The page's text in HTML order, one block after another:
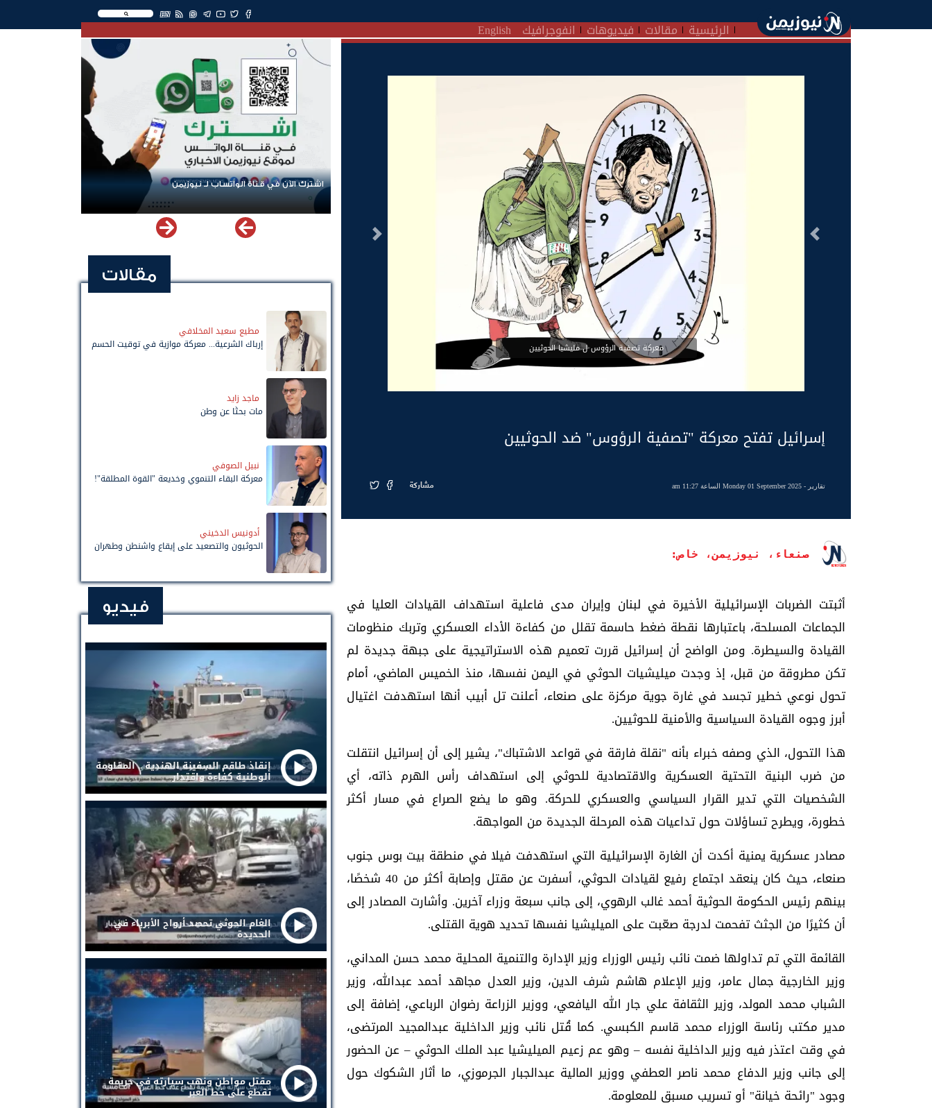
EN
الرئيسية مقالات فيديوهات انفوجرافيك English
معركة تصفية الرؤوس ل مليشيا الحوثيين
السابق التالى
إسرائيل تفتح معركة "تصفية الرؤوس" ضد الحوثيين
تقارير - Monday 01 September 2025 الساعة 11:27 am مشاركة
صنعاء، نيوزيمن، خاص:
أثبتت الضربات الإسرائيلية الأخيرة في لبنان وإيران مدى فاعلية استهداف القيادات العليا في
الجماعات المسلحة، باعتبارها نقطة ضغط حاسمة تقلل من كفاءة الأداء العسكري وتربك منظومات
القيادة والسيطرة. ومن الواضح أن إسرائيل قررت تعميم هذه الاستراتيجية على جبهة جديدة لم
تكن مطروقة من قبل، إذ وجدت ميليشيات الحوثي في اليمن نفسها، منذ الخميس الماضي، أمام
تحول نوعي خطير تجسد في غارة جوية مركزة على صنعاء، أعلنت تل أبيب أنها استهدفت اغتيال
أبرز وجوه القيادة السياسية والأمنية للحوثيين.
هذا التحول، الذي وصفه خبراء بأنه "نقلة فارقة في قواعد الاشتباك"، يشير إلى أن إسرائيل انتقلت
من ضرب البنية التحتية العسكرية والاقتصادية للحوثي إلى استهداف رأس الهرم ذاته، أي
الشخصيات التي تدير القرار السياسي والعسكري للحركة. وهو ما يضع الصراع في مسار أكثر
خطورة، ويطرح تساؤلات حول تداعيات هذه المرحلة الجديدة من المواجهة.
مصادر عسكرية يمنية أكدت أن الغارة الإسرائيلية التي استهدفت فيلا في منطقة بيت بوس جنوب
صنعاء، حيث كان ينعقد اجتماع رفيع لقيادات الحوثي، أسفرت عن مقتل وإصابة أكثر من 40 شخصًا،
بينهم رئيس الحكومة الحوثية أحمد غالب الرهوي، إلى جانب سبعة وزراء آخرين. وأشارت المصادر إلى
أن كثيرًا من الجثث تفحمت لدرجة صعّبت على الميليشيا نفسها تحديد هوية القتلى.
القائمة التي تم تداولها ضمت نائب رئيس الوزراء وزير الإدارة والتنمية المحلية محمد حسن المداني،
وزير الخارجية جمال عامر، وزير الإعلام هاشم شرف الدين، وزير العدل مجاهد أحمد عبدالله، وزير
الشباب محمد المولد، وزير الثقافة علي جار الله اليافعي، ووزير الزراعة رضوان الرباعي، إضافة إلى
مدير مكتب رئاسة الوزراء محمد قاسم الكبسي. كما قُتل نائب وزير الداخلية عبدالمجيد المرتضى،
في وقت اعتذر فيه وزير الداخلية نفسه – وهو عم زعيم الميليشيا عبد الملك الحوثي – عن الحضور
إلى جانب وزير الدفاع محمد ناصر العطفي ووزير المالية عبدالجبار الجرموزي، ما أثار الشكوك حول
وجود "رائحة خيانة" أو تسريب مسبق للمعلومة.
اشترك الآن في قناة الواتساب لـ نيوزيمن
مقالات
مطيع سعيد المخلافي
إرباك الشرعية... معركة موازية في توقيت الحسم
ماجد زايد
مات بحثًا عن وطن
نبيل الصوفي
معركة البقاء التنموي وخديعة "القوة المطلقة"!
أدونيس الدخيني
الحوثيون والتصعيد على إيقاع واشنطن وطهران
فيديو
إنقاذ طاقم السفينة الهندية .. المقاومة
الوطنية كفاءة واقتدار
الغام الحوثي تحصد أرواح الأبرياء في
الحديدة
مقتل مواطن ونهب سيارته في جريمة
تقطع على خط العبر